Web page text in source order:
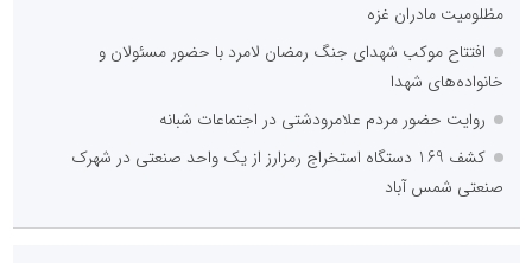
مظلومیت مادران غزه
افتتاح موکب شهدای جنگ رمضان لامرد با حضور مسئولان و
خانواده‌های شهدا
روایت حضور مردم علامرودشتی در اجتماعات شبانه
کشف 169 دستگاه استخراج رمزارز از یک واحد صنعتی در شهرک
صنعتی شمس آباد